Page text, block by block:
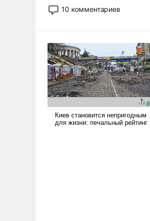
постепенно вытесняя и
отменяя традиционное
ударами судьбы, брать на себя
ответственность, помогать
слабым, идти вперед и
адаптироваться.
10 комментариев